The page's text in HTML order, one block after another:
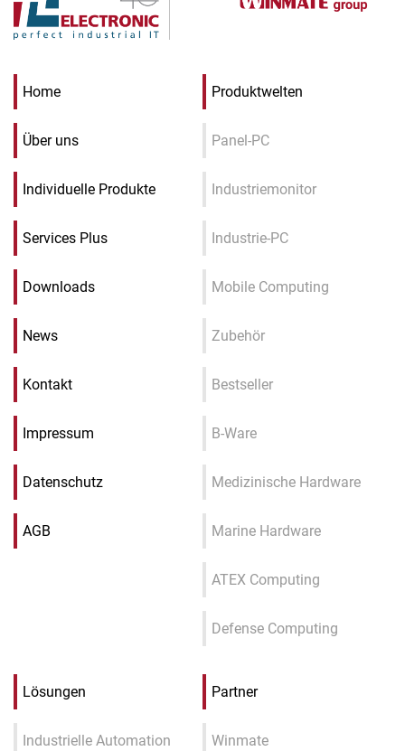
Home
Über uns
Individuelle Produkte
Services Plus
Downloads
News
Kontakt
Impressum
Datenschutz
AGB
Produktwelten
Panel-PC
Industriemonitor
Industrie-PC
Mobile Computing
Zubehör
Bestseller
B-Ware
Medizinische Hardware
Marine Hardware
ATEX Computing
Defense Computing
Lösungen
Industrielle Automation
Partner
Winmate